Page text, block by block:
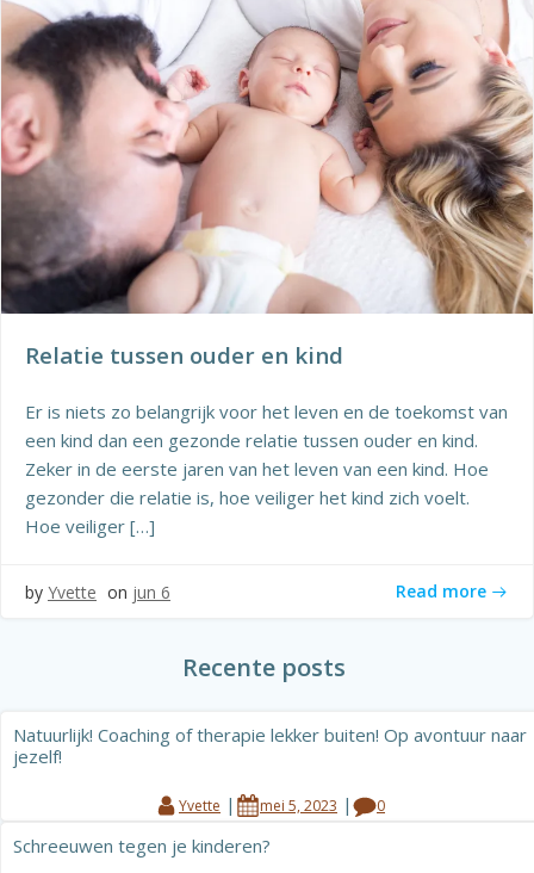
Relatie tussen ouder en kind
Er is niets zo belangrijk voor het leven en de toekomst van
een kind dan een gezonde relatie tussen ouder en kind.
Zeker in de eerste jaren van het leven van een kind. Hoe
gezonder die relatie is, hoe veiliger het kind zich voelt.
Hoe veiliger […]
by Yvette on jun 6 Read more
Recente posts
Natuurlijk! Coaching of therapie lekker buiten! Op avontuur naar
jezelf!
Yvette | mei 5, 2023 | 0
Schreeuwen tegen je kinderen?